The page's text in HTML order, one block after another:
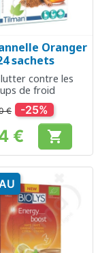
Oranger
sachets
contre les
de froid
€ -25%
Prix
€ 